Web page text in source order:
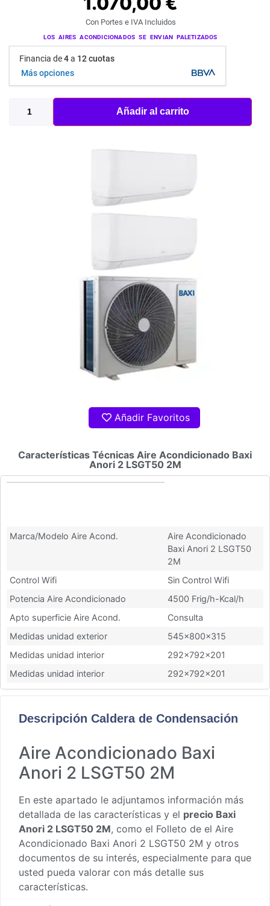
Con Portes e IVA Incluidos
LOS AIRES ACONDICIONADOS SE ENVIAN PALETIZADOS
Financia de4a 12 cuotas
Más opciones
Añadir al carrito
Añadir Favoritos
Características Técnicas Aire Acondicionado Baxi
Anori 2 LSGT50 2M
Marca/Modelo Aire Acond.
Aire Acondicionado
Baxi Anori 2 LSGT50
2M
Control Wifi
Sin Control Wifi
Potencia Aire Acondicionado
4500 Frig/h-Kcal/h
Apto superficie Aire Acond.
Consulta
Medidas unidad exterior
545x800x315
Medidas unidad interior
292x792x201
Medidas unidad interior
292x792x201
Descripción Caldera de Condensación
Aire Acondicionado Baxi
Anori 2 LSGT50 2M
En este apartado le adjuntamos información más
detallada de las características y el precio Baxi
Anori 2 LSGT50 2M, como el Folleto de el Aire
Acondicionado Baxi Anori 2 LSGT50 2M y otros
documentos de su interés, especialmente para que
usted pueda valorar con más detalle sus
características.